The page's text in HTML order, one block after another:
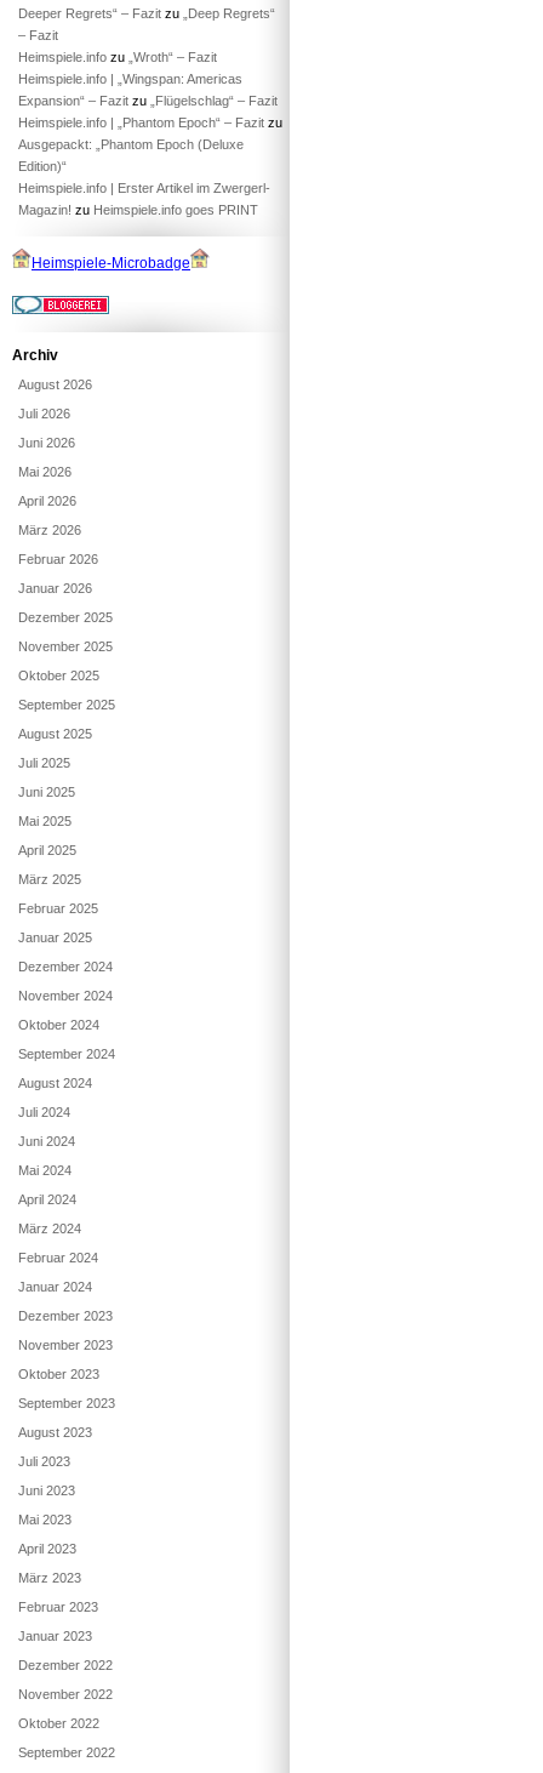
Deeper Regrets“ – Fazit zu
„Deep Regrets“
– Fazit
Heimspiele.info zu „Wroth“ – Fazit
Heimspiele.info | „Wingspan: Americas
Expansion“ – Fazit zu
„Flügelschlag“ – Fazit
Heimspiele.info | „Phantom Epoch“ – Fazit zu
Ausgepackt: „Phantom Epoch (Deluxe
Edition)“
Heimspiele.info | Erster Artikel im Zwergerl-
Magazin! zu Heimspiele.info goes PRINT
Heimspiele-Microbadge
Archiv
August 2026
Juli 2026
Juni 2026
Mai 2026
April 2026
März 2026
Februar 2026
Januar 2026
Dezember 2025
November 2025
Oktober 2025
September 2025
August 2025
Juli 2025
Juni 2025
Mai 2025
April 2025
März 2025
Februar 2025
Januar 2025
Dezember 2024
November 2024
Oktober 2024
September 2024
August 2024
Juli 2024
Juni 2024
Mai 2024
April 2024
März 2024
Februar 2024
Januar 2024
Dezember 2023
November 2023
Oktober 2023
September 2023
August 2023
Juli 2023
Juni 2023
Mai 2023
April 2023
März 2023
Februar 2023
Januar 2023
Dezember 2022
November 2022
Oktober 2022
September 2022